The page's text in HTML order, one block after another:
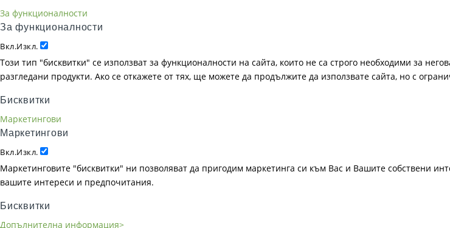
За функционалности
За функционалности
Вкл.Изкл.
Този тип "бисквитки" се използват за функционалности на сайта, които не са строго необходими за
разгледани продукти. Ако се откажете от тях, ще можете да продължите да използвате сайта, но с
Бисквитки
Маркетингови
Маркетингови
Вкл.Изкл.
Маркетинговите "бисквитки" ни позволяват да пригодим маркетинга си към Вас и Вашите собствени
вашите интереси и предпочитания.
Бисквитки
Допълнителна информация>